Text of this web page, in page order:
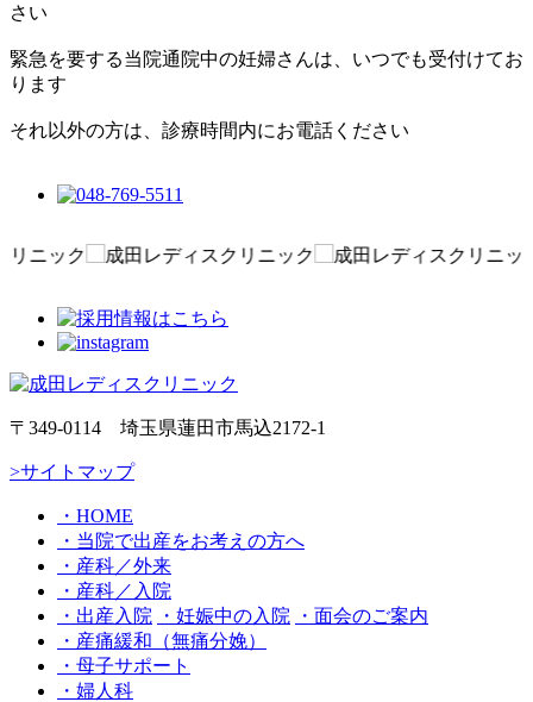
さい
緊急を要する当院通院中の妊婦さんは、いつでも受付けてお
ります
それ以外の方は、診療時間内にお電話ください
〒349-0114 埼玉県蓮田市馬込2172-1
>サイトマップ
・HOME
・当院で出産をお考えの方へ
・産科／外来
・産科／入院
・出産入院
・妊娠中の⼊院
・⾯会のご案内
・産痛緩和（無痛分娩）
・母子サポート
・婦人科